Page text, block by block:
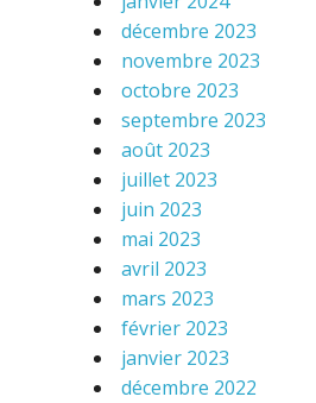
décembre 2023
novembre 2023
octobre 2023
septembre 2023
août 2023
juillet 2023
juin 2023
mai 2023
avril 2023
mars 2023
février 2023
janvier 2023
décembre 2022